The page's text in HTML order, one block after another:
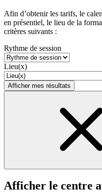
Afin d’obtenir les tarifs, le
en présentiel, le lieu de la
critères suivants :
Rythme de session
Lieu(x)
Afficher mes résultats
Afficher le centre